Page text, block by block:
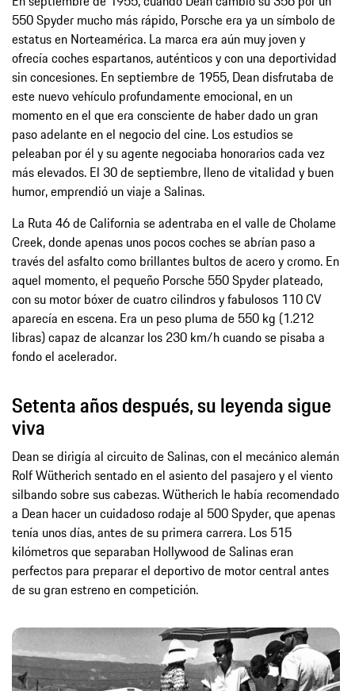
550 Spyder mucho más rápido, Porsche era ya un símbolo de
estatus en Norteamérica. La marca era aún muy joven y
ofrecía coches espartanos, auténticos y con una deportividad
sin concesiones. En septiembre de 1955, Dean disfrutaba de
este nuevo vehículo profundamente emocional, en un
momento en el que era consciente de haber dado un gran
paso adelante en el negocio del cine. Los estudios se
peleaban por él y su agente negociaba honorarios cada vez
más elevados. El 30 de septiembre, lleno de vitalidad y buen
humor, emprendió un viaje a Salinas.
La Ruta 46 de California se adentraba en el valle de Cholame
Creek, donde apenas unos pocos coches se abrían paso a
través del asfalto como brillantes bultos de acero y cromo. En
aquel momento, el pequeño Porsche 550 Spyder plateado,
con su motor bóxer de cuatro cilindros y fabulosos 110 CV
aparecía en escena. Era un peso pluma de 550 kg (1.212
libras) capaz de alcanzar los 230 km/h cuando se pisaba a
fondo el acelerador.
Setenta años después, su leyenda sigue
viva
Dean se dirigía al circuito de Salinas, con el mecánico alemán
Rolf Wütherich sentado en el asiento del pasajero y el viento
silbando sobre sus cabezas. Wütherich le había recomendado
a Dean hacer un cuidadoso rodaje al 500 Spyder, que apenas
tenía unos días, antes de su primera carrera. Los 515
kilómetros que separaban Hollywood de Salinas eran
perfectos para preparar el deportivo de motor central antes
de su gran estreno en competición.